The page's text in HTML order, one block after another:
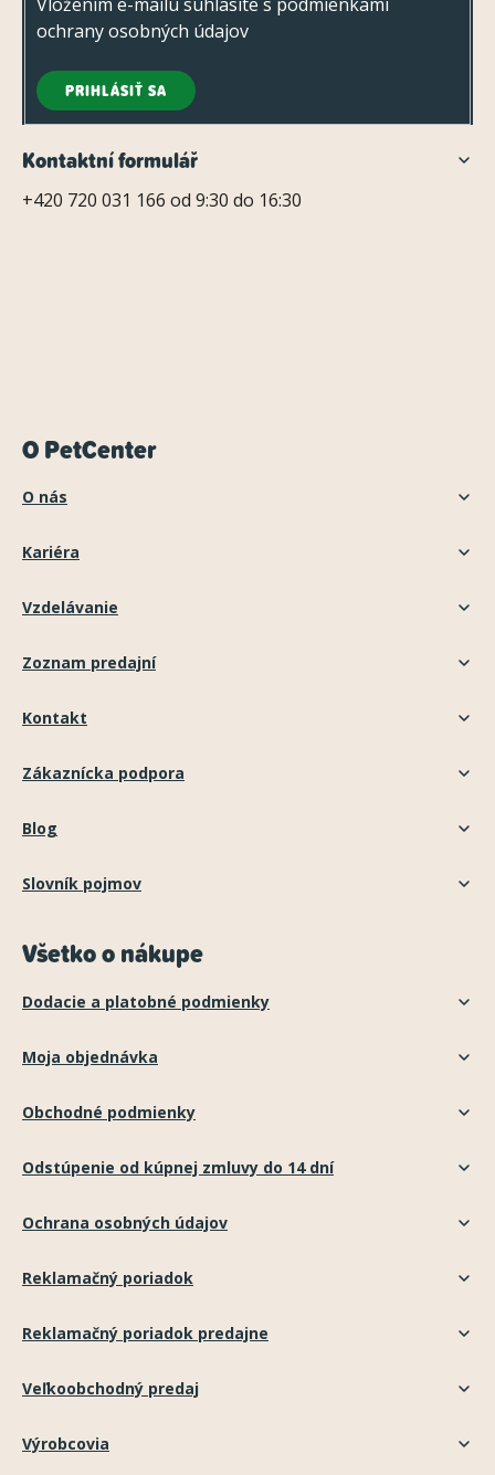
ochrany osobných údajov
PRIHLÁSIŤ SA
Kontaktní formulář
+420 720 031 166 od 9:30 do 16:30
O PetCenter
O nás
Kariéra
Vzdelávanie
Zoznam predajní
Kontakt
Zákaznícka podpora
Blog
Slovník pojmov
Všetko o nákupe
Dodacie a platobné podmienky
Moja objednávka
Obchodné podmienky
Odstúpenie od kúpnej zmluvy do 14 dní
Ochrana osobných údajov
Reklamačný poriadok
Reklamačný poriadok predajne
Veľkoobchodný predaj
Výrobcovia